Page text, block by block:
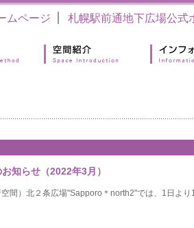
ムページ 札幌駅前通地下広場公式
知らせ（2022年3月）
間）北２条広場"Sapporo＊north2"では、1日より